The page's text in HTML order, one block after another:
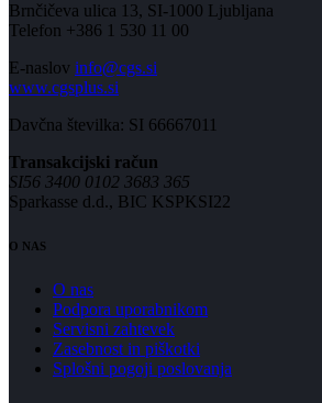
Brnčičeva ulica 13, SI-1000 Ljubljana
Telefon +386 1 530 11 00
E-naslov info@cgs.si
www.cgsplus.si
Davčna številka: SI 66667011
Transakcijski račun
SI56 3400 0102 3683 365
Sparkasse d.d., BIC KSPKSI22
O NAS
O nas
Podpora uporabnikom
Servisni zahtevek
Zasebnost in piškotki
Splošni pogoji poslovanja